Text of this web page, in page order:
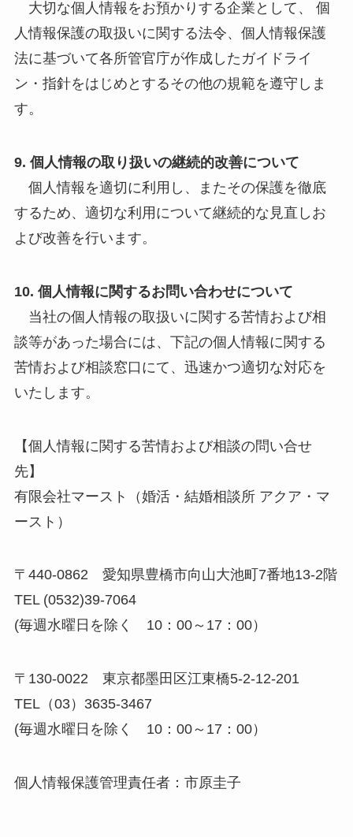
大切な個人情報をお預かりする企業として、 個
人情報保護の取扱いに関する法令、個人情報保護
法に基づいて各所管官庁が作成したガイドライ
ン・指針をはじめとするその他の規範を遵守しま
す。
9. 個人情報の取り扱いの継続的改善について
個人情報を適切に利用し、またその保護を徹底
するため、適切な利用について継続的な見直しお
よび改善を行います。
10. 個人情報に関するお問い合わせについて
当社の個人情報の取扱いに関する苦情および相
談等があった場合には、下記の個人情報に関する
苦情および相談窓口にて、迅速かつ適切な対応を
いたします。
【個人情報に関する苦情および相談の問い合せ
先】
有限会社マースト（婚活・結婚相談所 アクア・マ
ースト）
〒440-0862 愛知県豊橋市向山大池町7番地13-2階
TEL (0532)39-7064
(毎週水曜日を除く 10：00～17：00）
〒130-0022 東京都墨田区江東橋5-2-12-201
TEL（03）3635-3467
(毎週水曜日を除く 10：00～17：00）
個人情報保護管理責任者：市原圭子